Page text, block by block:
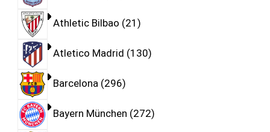
Athletic Bilbao 21
Atletico Madrid 130
Barcelona 296
Bayern München 272